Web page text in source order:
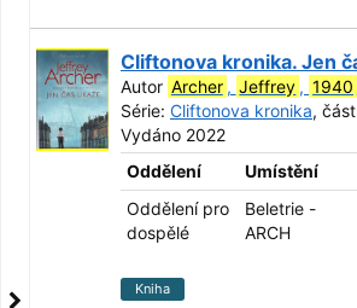
Cliftonova kronika. Jen
Autor Archer , Jeffrey , 1940
Série: Cliftonova kronika, část
Vydáno 2022
Oddělení
Umístění
Oddělení pro
dospělé
Beletrie -
ARCH
Kniha